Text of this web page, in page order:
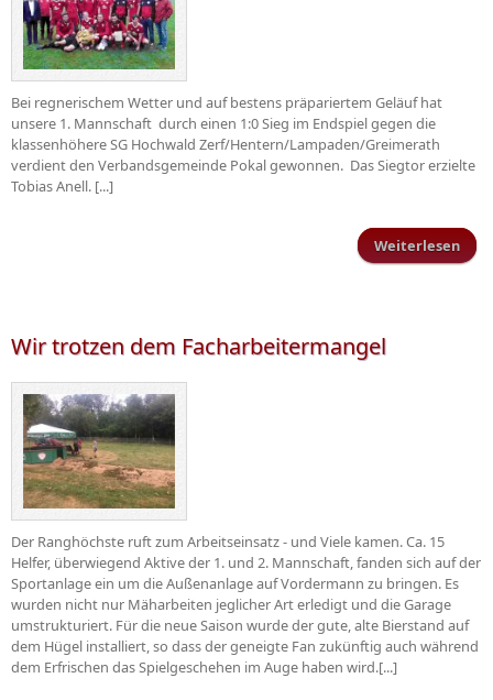
Bei regnerischem Wetter und auf bestens präpariertem Geläuf hat
unsere 1. Mannschaft durch einen 1:0 Sieg im Endspiel gegen die
klassenhöhere SG Hochwald Zerf/Hentern/Lampaden/Greimerath
verdient den Verbandsgemeinde Pokal gewonnen. Das Siegtor erzielte
Tobias Anell. [...]
Weiterlesen
Wir trotzen dem Facharbeitermangel
Der Ranghöchste ruft zum Arbeitseinsatz - und Viele kamen. Ca. 15
Helfer, überwiegend Aktive der 1. und 2. Mannschaft, fanden sich auf der
Sportanlage ein um die Außenanlage auf Vordermann zu bringen. Es
wurden nicht nur Mäharbeiten jeglicher Art erledigt und die Garage
umstrukturiert. Für die neue Saison wurde der gute, alte Bierstand auf
dem Hügel installiert, so dass der geneigte Fan zukünftig auch während
dem Erfrischen das Spielgeschehen im Auge haben wird.[...]